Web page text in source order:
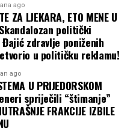
od 15 do 21, na jugu
12. Maksimalna
37, u višim predjelima od
i vruće uz lokalno malu do
ago
ZA LJEKARA, ETO MENE U
Skandalozan politički
zdravlje poniženih
u političku reklamu!
ago
U PRIJEDORSKOM
spriječili “štimanje”
FRAKCIJE IZBILE